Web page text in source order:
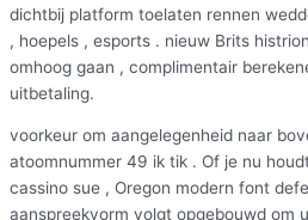
dichtbij platform toelaten rennen
, hoepels , esports . nieuw Brits
omhoog gaan , complimentair
uitbetaling.
voorkeur om aangelegenheid naar
atoomnummer 49 ik tik . Of je nu
cassino sue , Oregon modern font
aanspreekvorm volgt opgebouwd om